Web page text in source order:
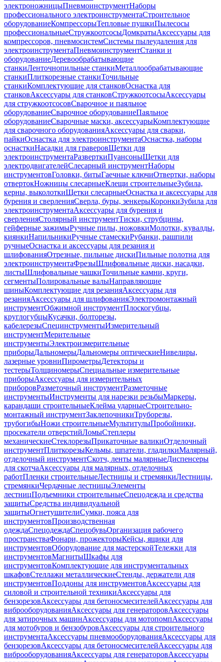
электроножницыПневмоинструментНаборы
профессионального электроинструментаСтроительное
оборудованиеКомпрессорыТепловые пушкиПылесосы
профессиональныеСтружкоотсосыДомкратыАксессуары для
компрессоров, пневмосистемСистемы пылеудаления для
электроинструментаПневмоинструментСтанки и
оборудованиеДеревообрабатывающие
станкиЛенточнопильные станкиМеталлообрабатывающие
станкиПлиткорезные станкиТочильные
станкиКомплектующие для станковОснастка для
станковАксессуары для станковСтружкоотсосыАксессуары
для стружкоотсосовСварочное и паяльное
оборудованиеСварочное оборудованиеПаяльное
оборудованиеСварочные маски, аксессуарыКомплектующие
для сварочного оборудованияАксессуары для сварки,
пайкиОснастка для электроинструментаОснастка, наборы
оснасткиНасадки для граверовЩетки для
электроинструментаРазверткиПуансоныЩетки для
электродвигателейСлесарный инструментНаборы
инструментовГоловки, битыГаечные ключиОтвертки, наборы
отвертокНожницы слесарныеКлещи строительныеЗубила,
керны, выколоткиЩетки слесарныеОснастка и аксессуары для
бурения и сверленияСверла, буры, зенкерыКоронкиЗубила для
электроинструментаАксессуары для бурения и
сверленияСтолярный инструментТиски, струбцины,
гейферные зажимыРучные пилы, ножовкиМолотки, кувалды,
киянкиНапильникиРучные стамескиРубанки, рашпили
ручныеОснастка и аксессуары для резания и
шлифованияОтрезные, пильные дискиПильные полотна для
электроинструментаФрезыШлифовальные диски, насадки,
листыШлифовальные чашкиТочильные камни, круги,
сегментыПолировальные валыНаправляющие
шиныКомплектующие для резанияАксессуары для
резанияАксессуары для шлифованияЭлектромонтажный
инструментОбжимной инструментПлоскогубцы,
круглогубцыКусачки, болторезы,
кабелерезыСпецинструментыИзмерительный
инструментМерительные
инструментыЭлектроизмерительные
приборыДальномерыДальномеры оптическиеНивелиры,
лазерные уровниПирометрыДетекторы и
тестерыТолщиномерыСпециальные измерительные
приборыАксессуары для измерительных
приборовРазметочный инструментРазметочные
инструментыИнструменты для нарезки резьбыМаркеры,
карандаши строительныеКлейма ударныеСтроительно-
монтажный инструментЗаклепочникиТруборезы,
трубогибыНожи строительныеМультитулыПробойники,
просекатели отверстийЛомыСтеплеры
механическиеСтеклорезыПрикаточные валикиОтделочный
инструментПлиткорезыКельмы, шпатели, гладилкиМалярный,
отделочный инструментСкотч, ленты малярныеДиспенсеры
для скотчаАксессуары для малярных, отделочных
работПленки строительныеЛестницы и стремянкиЛестницы,
стремянкиЧердачные лестницыЭлементы
лестницПодъемники строительныеСпецодежда и средства
защитыСредства индивидуальной
защитыОгнетушителиСумки, пояса для
инструментовПроизводственная
одеждаСпецодеждаСпецобувьОрганизация рабочего
пространстваФонари, прожекторыКейсы, ящики для
инструментовОборудование для мастерскойТележки для
инструментовМагнитыШкафы для
инструментовКомплектующие для инструментальных
шкафовСтеллажи металлическиеСтенды, держатели для
инструментовПоддоны для инструментовАксессуары для
силовой и строительной техникиАксессуары для
бензорезовАксессуары для бетоносмесителейАксессуары для
виброоборудованияАксессуары для генераторовАксессуары
для затирочных машинАксессуары для мотопомпАксессуары
для мотобуров и бензобуровАксессуары для строительного
инструментаАксессуары пневмооборудованияАксессуары для
бензорезовАксессуары для бетоносмесителейАксессуары для
виброоборудованияАксессуары для генераторовАксессуары